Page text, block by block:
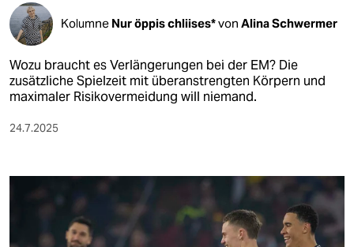
Kolumne Nur öppis chliises*von Alina Schwermer
Wozu braucht es Verlängerungen bei der EM? Die
zusätzliche Spielzeit mit überanstrengten Körpern und
maximaler Risikovermeidung will niemand.
24.7.2025